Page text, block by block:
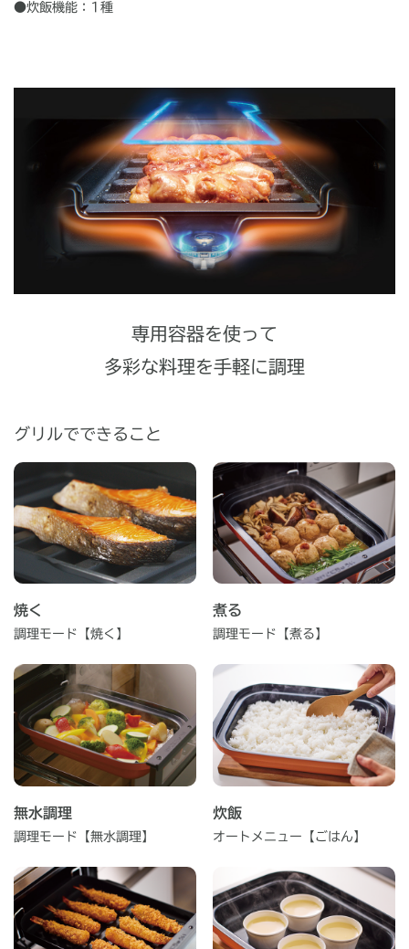
●炊飯機能：1種
専用容器を使って
多彩な料理を手軽に調理
グリルでできること
焼く
調理モード【焼く】
煮る
調理モード【煮る】
無水調理
調理モード【無水調理】
炊飯
オートメニュー【ごはん】